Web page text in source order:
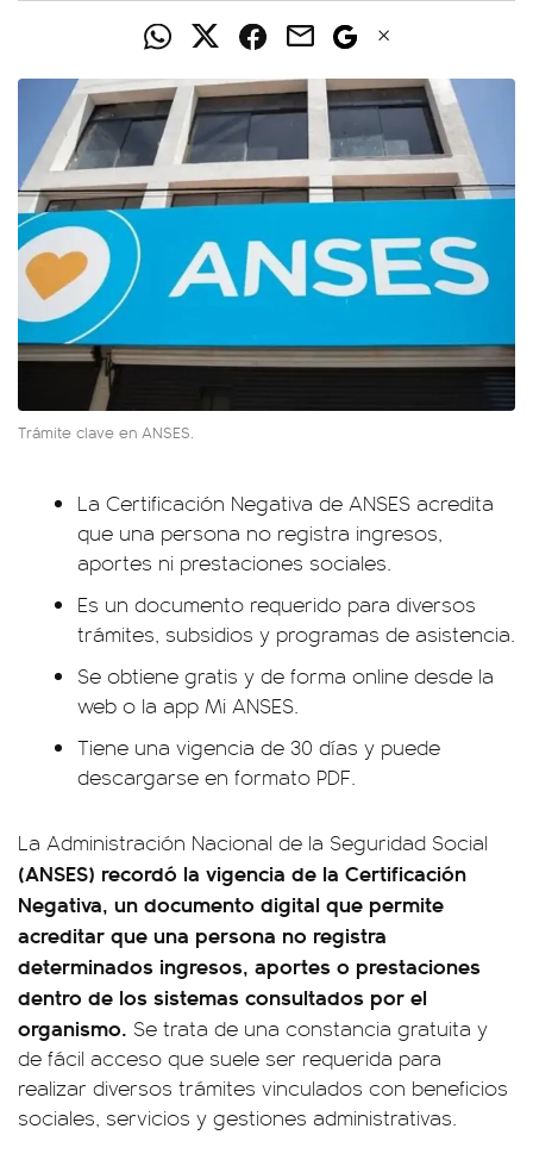
Trámite clave en ANSES.
La Certificación Negativa de ANSES acredita
que una persona no registra ingresos,
aportes ni prestaciones sociales.
Es un documento requerido para diversos
trámites, subsidios y programas de asistencia.
Se obtiene gratis y de forma online desde la
web o la app Mi ANSES.
Tiene una vigencia de 30 días y puede
descargarse en formato PDF.
La Administración Nacional de la Seguridad Social
(ANSES) recordó la vigencia de la Certificación
Negativa, un documento digital que permite
acreditar que una persona no registra
determinados ingresos, aportes o prestaciones
dentro de los sistemas consultados por el
organismo. Se trata de una constancia gratuita y
de fácil acceso que suele ser requerida para
realizar diversos trámites vinculados con beneficios
sociales, servicios y gestiones administrativas.